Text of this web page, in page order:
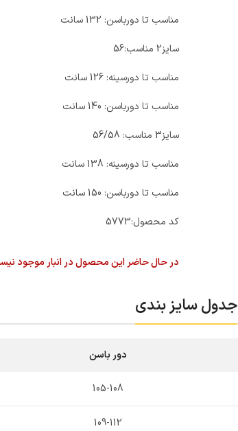
مناسب تا دورباسن: 132 سانت
سایز2 مناسب:56
مناسب تا دورسینه: 126 سانت
مناسب تا دورباسن: 140 سانت
سایز3 مناسب: 56/58
مناسب تا دورسینه: 138 سانت
مناسب تا دورباسن: 150 سانت
کد محصول:5773
در حال حاضر این محصول در انبار موجود
جدول سایز بندی
دور باسن
105-108
109-112